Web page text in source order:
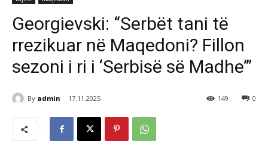
Georgievski: “Serbët tani të
rrezikuar në Maqedoni? Fillon
sezoni i ri i ‘Serbisë së Madhe’”
By admin 17.11.2025 0
149